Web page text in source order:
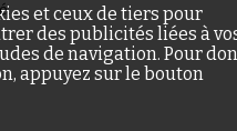
et ceux de tiers pour
des publicités liées à
de navigation. Pour
appuyez sur le bouton